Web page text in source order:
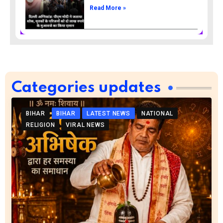
Read More »
Categories updates
BIHAR BIHAR LATEST NEWS
NATIONAL
RELIGION
VIRAL NEWS